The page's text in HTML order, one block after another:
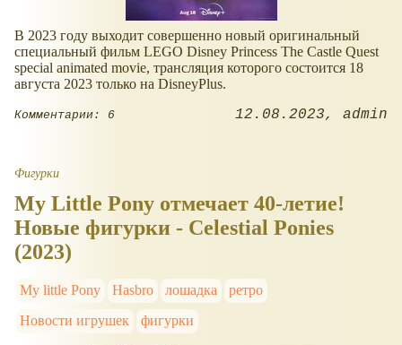
В 2023 году выходит совершенно новый оригинальный
специальный фильм LEGO Disney Princess The Castle Quest
special animated movie, трансляция которого состоится 18
августа 2023 только на DisneyPlus.
Комментарии: 6 12.08.2023 admin
Фигурки
My Little Pony отмечает 40-летие!
Новые фигурки - Celestial Ponies
(2023)
My little Pony Hasbro лошадка
ретро
Новости игрушек
фигурки